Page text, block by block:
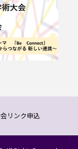
リンク申込